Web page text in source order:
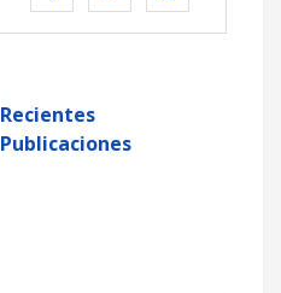
Recientes
Publicaciones